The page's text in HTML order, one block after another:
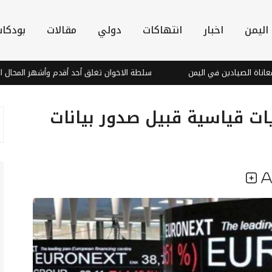
اليمن اخبار انتهاكات دولي مقالات
في اليمن سلطة الاخوان تغلق أحد أقدم وأشهر المحال التجارية في
قياسية قبيل صدور بيانات